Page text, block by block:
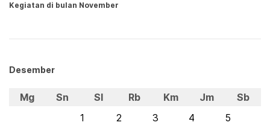
Kegiatan di bulan November
Desember
Mg Sn Sl Rb Km Jm
Sb
1
2 3 4
5